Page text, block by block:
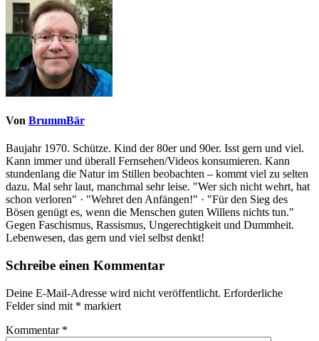
Von BrummBär
Baujahr 1970. Schütze. Kind der 80er und 90er. Isst gern und viel.
Kann immer und überall Fernsehen/Videos konsumieren. Kann
stundenlang die Natur im Stillen beobachten – kommt viel zu selten
dazu. Mal sehr laut, manchmal sehr leise. "Wer sich nicht wehrt, hat
schon verloren" · "Wehret den Anfängen!" · "Für den Sieg des
Bösen genügt es, wenn die Menschen guten Willens nichts tun."
Gegen Faschismus, Rassismus, Ungerechtigkeit und Dummheit.
Lebenwesen, das gern und viel selbst denkt!
Schreibe einen Kommentar
Deine E-Mail-Adresse wird nicht veröffentlicht. Erforderliche
Felder sind mit * markiert
Kommentar *